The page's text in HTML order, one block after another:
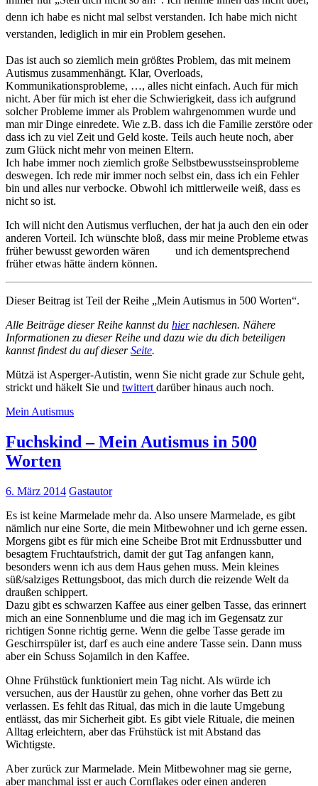
denn ich habe es nicht mal selbst verstanden. Ich habe mich nicht
verstanden, lediglich in mir ein Problem gesehen.
Das ist auch so ziemlich mein größtes Problem, das mit meinem
Autismus zusammenhängt. Klar, Overloads,
Kommunikationsprobleme, …, alles nicht einfach. Auch für mich
nicht. Aber für mich ist eher die Schwierigkeit, dass ich aufgrund
solcher Probleme immer als Problem wahrgenommen wurde und
man mir Dinge einredete. Wie z.B. dass ich die Familie zerstöre oder
dass ich zu viel Zeit und Geld koste. Teils auch heute noch, aber
zum Glück nicht mehr von meinen Eltern.
Ich habe immer noch ziemlich große Selbstbewusstseinsprobleme
deswegen. Ich rede mir immer noch selbst ein, dass ich ein Fehler
bin und alles nur verbocke. Obwohl ich mittlerweile weiß, dass es
nicht so ist.
Ich will nicht den Autismus verfluchen, der hat ja auch den ein oder
anderen Vorteil. Ich wünschte bloß, dass mir meine Probleme etwas
früher bewusst geworden wären und ich dementsprechend
früher etwas hätte ändern können.
Dieser Beitrag ist Teil der Reihe „Mein Autismus in 500 Worten“.
Alle Beiträge dieser Reihe kannst du hiernachlesen. Nähere
Informationen zu dieser Reihe und dazu wie du dich beteiligen
kannst findest du auf dieserSeite.
Mützä ist Asperger-Autistin, wenn Sie nicht grade zur Schule geht,
strickt und häkelt Sie und twittert darüber hinaus auch noch.
Mein Autismus
Fuchskind – Mein Autismus in 500
Worten
6. März 2014 Gastautor
Es ist keine Marmelade mehr da. Also unsere Marmelade, es gibt
nämlich nur eine Sorte, die mein Mitbewohner und ich gerne essen.
Morgens gibt es für mich eine Scheibe Brot mit Erdnussbutter und
besagtem Fruchtaufstrich, damit der gut Tag anfangen kann,
besonders wenn ich aus dem Haus gehen muss. Mein kleines
süß/salziges Rettungsboot, das mich durch die reizende Welt da
draußen schippert.
Dazu gibt es schwarzen Kaffee aus einer gelben Tasse, das erinnert
mich an eine Sonnenblume und die mag ich im Gegensatz zur
richtigen Sonne richtig gerne. Wenn die gelbe Tasse gerade im
Geschirrspüler ist, darf es auch eine andere Tasse sein. Dann muss
aber ein Schuss Sojamilch in den Kaffee.
Ohne Frühstück funktioniert mein Tag nicht. Als würde ich
versuchen, aus der Haustür zu gehen, ohne vorher das Bett zu
verlassen. Es fehlt das Ritual, das mich in die laute Umgebung
entlässt, das mir Sicherheit gibt. Es gibt viele Rituale, die meinen
Alltag erleichtern, aber das Frühstück ist mit Abstand das
Wichtigste.
Aber zurück zur Marmelade. Mein Mitbewohner mag sie gerne,
aber manchmal isst er auch Cornflakes oder einen anderen